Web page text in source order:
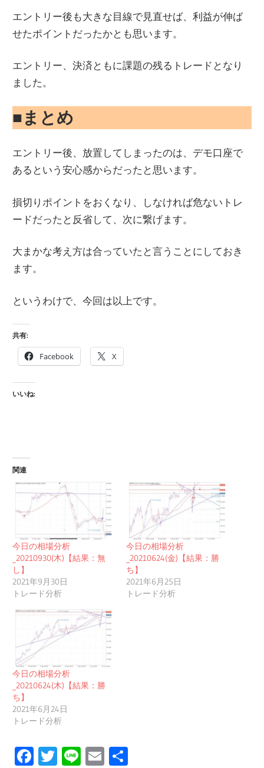
エントリー後も大きな目線で見直せば、利益が伸ば
せたポイントだったかとも思います。
エントリー、決済ともに課題の残るトレードとなり
ました。
■まとめ
エントリー後、放置してしまったのは、デモ口座で
あるという安心感からだったと思います。
損切りポイントをおくなり、しなければ危ないトレ
ードだったと反省して、次に繋げます。
大まかな考え方は合っていたと言うことにしておき
ます。
というわけで、今回は以上です。
共有:
Facebook X
いいね:
関連
今日の相場分析
_20210930(木)【結果：無
し】
2021年9月30日
トレード分析
今日の相場分析
_20210624(金)【結果：勝
ち】
2021年6月25日
トレード分析
今日の相場分析
_20210624(木)【結果：勝
ち】
2021年6月24日
トレード分析
Facebook
Twitter
LineEmail